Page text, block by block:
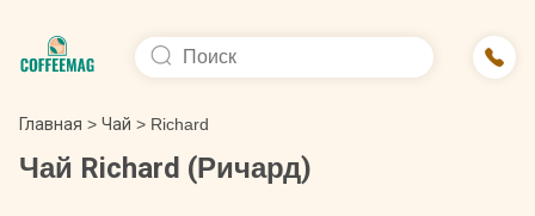
Главная > Чай > Richard
Чай Richard (Ричард)